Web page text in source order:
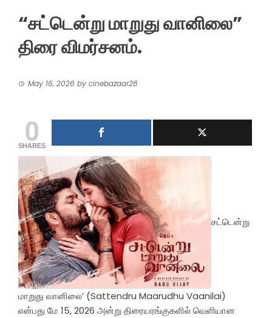
“சட்டென்று மாறுது வானிலை”
திரை விமர்சனம்.
May 16, 2026 by cinebazaar28
0
SHARES
சட்டென்று
மாறுது வானிலை’ (Sattendru Maarudhu Vaanilai)
என்பது மே 15, 2026 அன்று திரையரங்குகளில் வெளியான